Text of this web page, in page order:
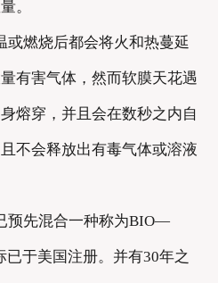
。
或燃烧后都会将火和热蔓延
有害气体，然而软膜天花遇
熔穿，并且会在数秒之内自
不会释放出有毒气体或溶液
预先混合一种称为BIO—
已于美国注册。并有30年之